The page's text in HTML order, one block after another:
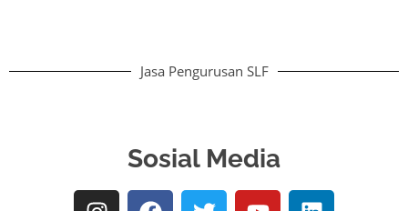
Jasa Pengurusan SLF
Sosial Media